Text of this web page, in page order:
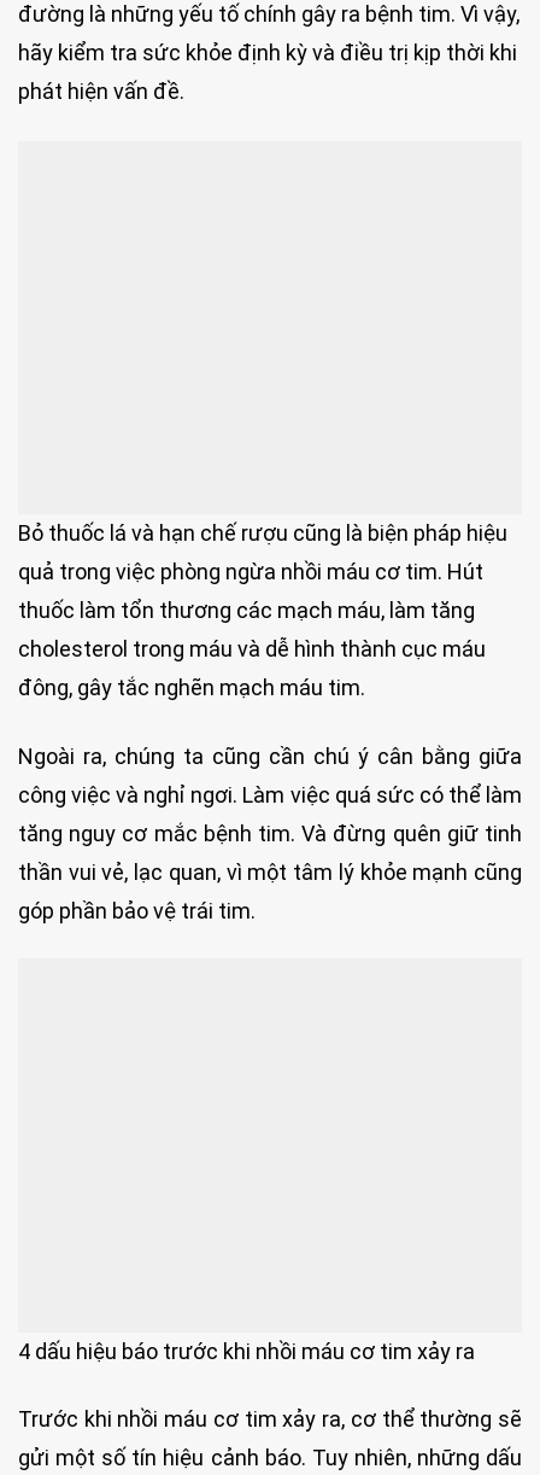
đường là những yếu tố chính gây ra bệnh tim. Vì vậy,
hãy kiểm tra sức khỏe định kỳ và điều trị kịp thời khi
phát hiện vấn đề.
Bỏ thuốc lá và hạn chế rượu cũng là biện pháp hiệu
quả trong việc phòng ngừa nhồi máu cơ tim. Hút
thuốc làm tổn thương các mạch máu, làm tăng
cholesterol trong máu và dễ hình thành cục máu
đông, gây tắc nghẽn mạch máu tim.
Ngoài ra, chúng ta cũng cần chú ý cân bằng giữa
công việc và nghỉ ngơi. Làm việc quá sức có thể làm
tăng nguy cơ mắc bệnh tim. Và đừng quên giữ tinh
thần vui vẻ, lạc quan, vì một tâm lý khỏe mạnh cũng
góp phần bảo vệ trái tim.
4 dấu hiệu báo trước khi nhồi máu cơ tim xảy ra
Trước khi nhồi máu cơ tim xảy ra, cơ thể thường sẽ
gửi một số tín hiệu cảnh báo. Tuy nhiên, những dấu